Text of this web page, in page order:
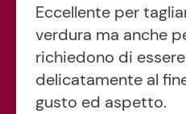
Eccellente per
verdura ma anche
richiedono di
delicatamente al
gusto ed aspetto.